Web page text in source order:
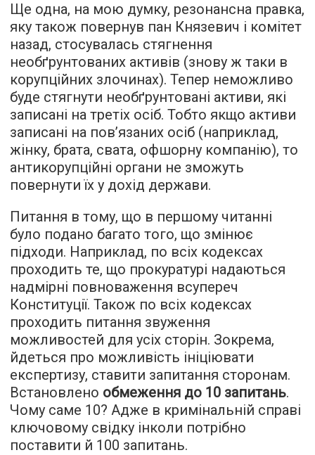
Ще одна, на мою думку, резонансна правка,
яку також повернув пан Князевич і комітет
назад, стосувалась стягнення
необґрунтованих активів (знову ж таки в
корупційних злочинах). Тепер неможливо
буде стягнути необґрунтовані активи, які
записані на третіх осіб. Тобто якщо активи
записані на пов’язаних осіб (наприклад,
жінку, брата, свата, офшорну компанію), то
антикорупційні органи не зможуть
повернути їх у дохід держави.
Питання в тому, що в першому читанні
було подано багато того, що змінює
підходи. Наприклад, по всіх кодексах
проходить те, що прокуратурі надаються
надмірні повноваження всупереч
Конституції. Також по всіх кодексах
проходить питання звуження
можливостей для усіх сторін. Зокрема,
йдеться про можливість ініціювати
експертизу, ставити запитання сторонам.
Встановлено обмеження до 10 запитань.
Чому саме 10? Адже в кримінальній справі
ключовому свідку інколи потрібно
поставити й 100 запитань.